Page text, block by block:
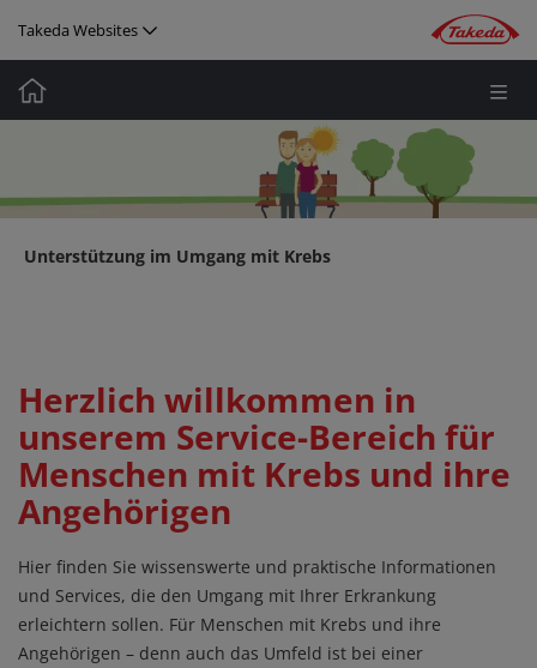
Takeda Websites
Media
Image
Unterstützung im Umgang mit Krebs
Herzlich willkommen in
unserem Service-Bereich für
Menschen mit Krebs und ihre
Angehörigen
Hier finden Sie wissenswerte und praktische Informationen
und Services, die den Umgang mit Ihrer Erkrankung
erleichtern sollen. Für Menschen mit Krebs und ihre
Angehörigen – denn auch das Umfeld ist bei einer